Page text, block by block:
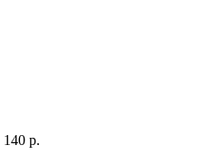
140 р.